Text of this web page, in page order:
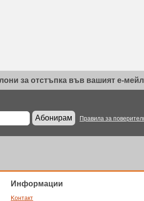
за отстъпка във вашият е-
Абонирам
Правила за
Информации
Kонтакт